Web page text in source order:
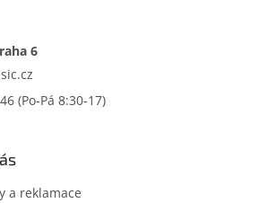
a reklamace